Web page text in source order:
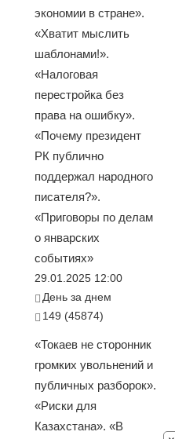
экономии в стране».
«Хватит мыслить
шаблонами!».
«Налоговая
перестройка без
права на ошибку».
«Почему президент
РК публично
поддержал народного
писателя?».
«Приговоры по делам
о январских
событиях»
29.01.2025 12:00
День за днем
149 (45874)
«Токаев не сторонник
громких увольнений и
публичных разборок».
«Риски для
Казахстана». «В